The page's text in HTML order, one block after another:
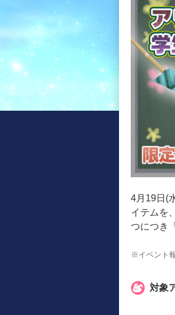
4月19日(
イテムを
つにつき
※イベント
対象